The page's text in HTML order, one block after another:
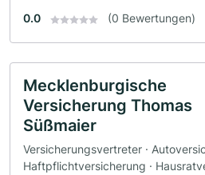
0.0 (0 Bewertungen)
Mecklenburgische
Versicherung Thomas
Süßmaier
Versicherungsvertreter ·
Haftpflichtversicherung ·